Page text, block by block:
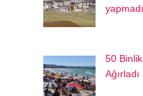
50
Ağırladı